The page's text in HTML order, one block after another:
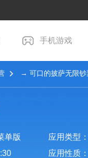
手机游戏
→ 可口的披萨无限
单版 应用类型
应用性质